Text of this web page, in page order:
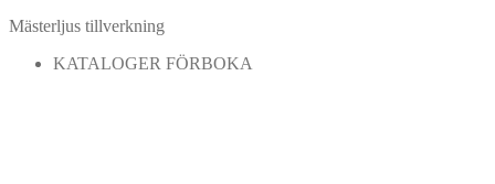
Mästerljus tillverkning
KATALOGER FÖRBOKA